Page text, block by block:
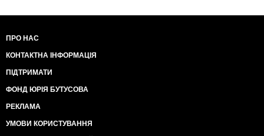
ПРО НАС
КОНТАКТНА ІНФОРМАЦІЯ
ПІДТРИМАТИ
ФОНД ЮРІЯ БУТУСОВА
РЕКЛАМА
УМОВИ КОРИСТУВАННЯ